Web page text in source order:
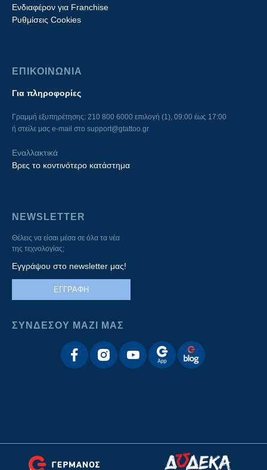
Ενδιαφέρον για Franchise
Ρυθμίσεις Cookies
ΕΠΙΚΟΙΝΩΝΙΑ
Για πληροφορίες
Γραμμή εξυπηρέτησης: 210 800 6000 επιλογή (1), 09:00 έως 17:00
ή στείλε μας e-mail στο support@gtattoo.gr
Εναλλακτικά
Βρες το κοντινότερο κατάστημα
NEWSLETTER
Θέλεις να είσαι μέσα σε όλα τα νέα
της τεχνολογίας;
Εγγράψου στο newsletter μας!
ΕΓΓΡΑΦΗ
ΣΥΝΔΕΣΟΥ ΜΑΖΙ ΜΑΣ